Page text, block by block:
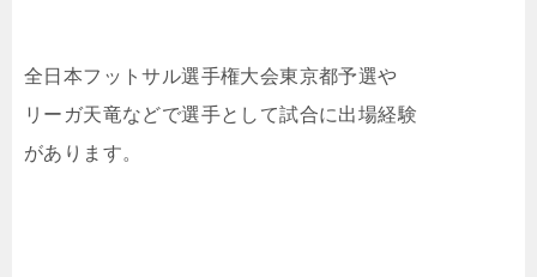
全日本フットサル選手権大会東京都予選や
リーガ天竜などで選手として試合に出場経験
があります。